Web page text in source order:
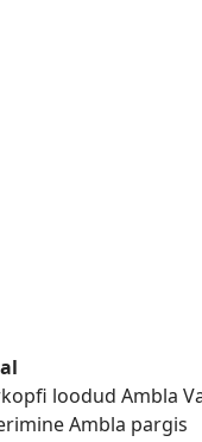
loodud Ambla
Ambla pargis